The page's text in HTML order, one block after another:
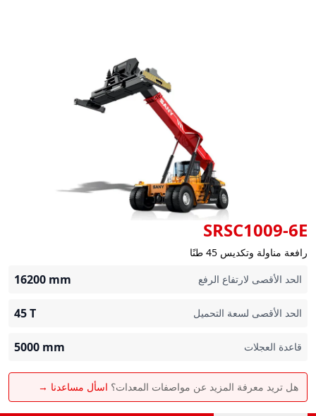
SRSC1009-6E
رافعة مناولة وتكديس 45 طنًا
الحد الأقصى لارتفاع الرفع
16200 mm
الحد الأقصى لسعة التحميل 45T
قاعدة العجلات 5000 mm
هل تريد معرفة المزيد عن مواصفات المعدات؟ اسأل مساعدنا →